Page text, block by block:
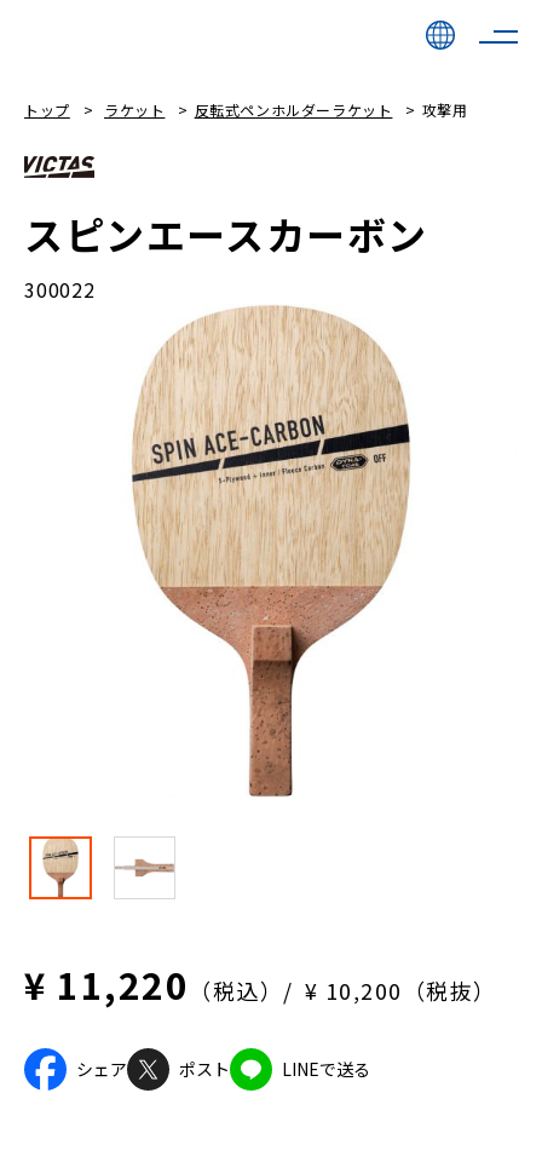
トップ ラケット 反転式ペンホルダーラケット 攻撃用
スピンエースカーボン
300022
¥ 11,220 （税込） ¥ 10,200（税抜）
シェア ポスト LINEで送る